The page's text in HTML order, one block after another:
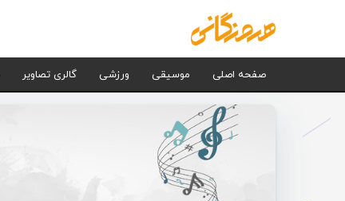
صفحه اصلی موسیقی ورزشی گالری تصاویر